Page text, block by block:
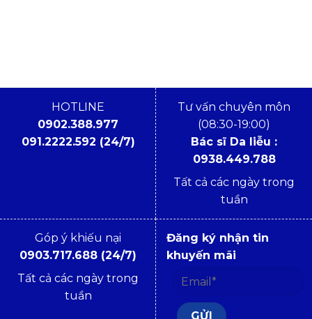
HOTLINE
0902.388.977
091.2222.592 (24/7)
Tư vấn chuyên môn
(08:30-19:00)
Bác sĩ Da liễu :
0938.449.788
Tất cả các ngày trong
tuần
Góp ý khiếu nại
0903.717.688 (24/7)
Tất cả các ngày trong
tuần
Đăng ký nhận tin
khuyến mãi